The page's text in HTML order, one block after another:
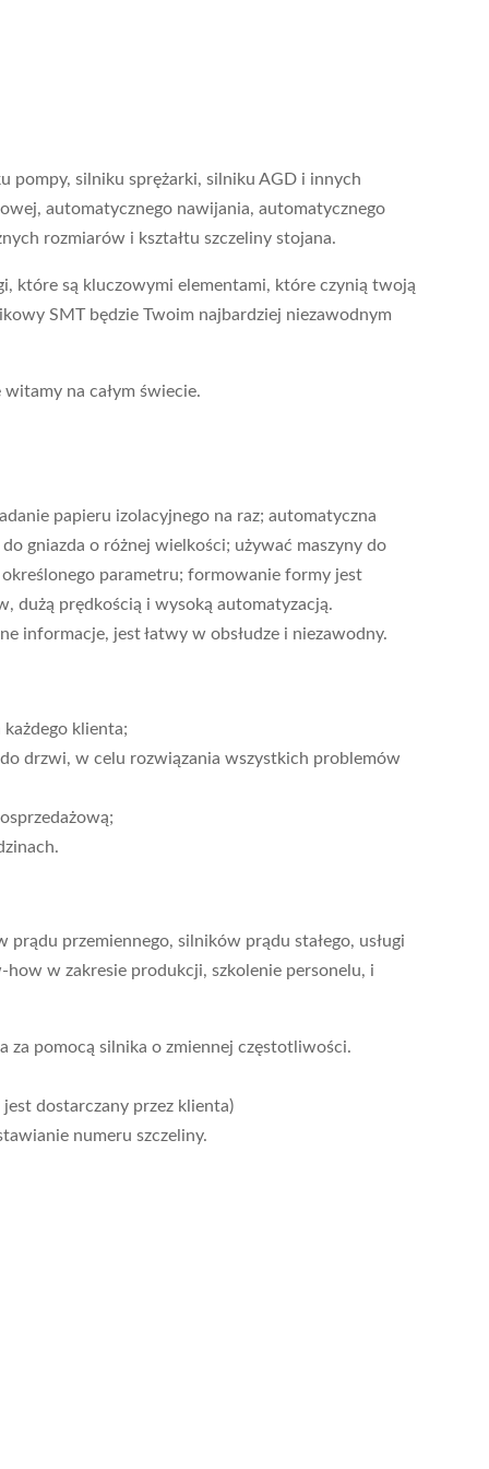
pompy, silniku sprężarki, silniku AGD i innych
automatycznego nawijania, automatycznego
rozmiarów i kształtu szczeliny stojana.
które są kluczowymi elementami, które czynią twoją
SMT będzie Twoim najbardziej niezawodnym
na całym świecie.
papieru izolacyjnego na raz; automatyczna
gniazda o różnej wielkości; używać maszyny do
parametru; formowanie formy jest
dużą prędkością i wysoką automatyzacją.
informacje, jest łatwy w obsłudze i niezawodny.
każdego klienta;
drzwi, w celu rozwiązania wszystkich problemów
przemiennego, silników prądu stałego, usługi
w zakresie produkcji, szkolenie personelu, i
za pomocą silnika o zmiennej częstotliwości.
dostarczany przez klienta)
numeru szczeliny.